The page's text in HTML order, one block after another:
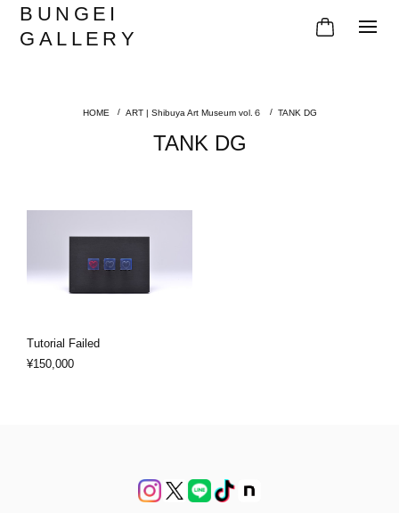
BUNGEI
GALLERY
ART | Shibuya Art Museum vol.６ TANK DG
TANK DG
Tutorial Failed
¥150,000